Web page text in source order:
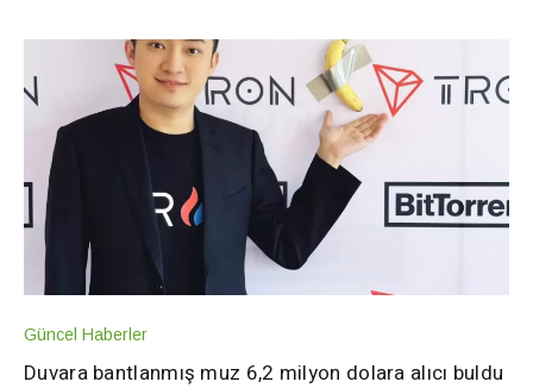
Güncel Haberler
Duvara bantlanmış muz 6,2 milyon dolara alıcı buldu